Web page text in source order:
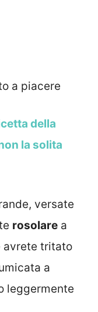
a piacere
della
la solita
versate
rosolare a
avrete tritato
a
leggermente